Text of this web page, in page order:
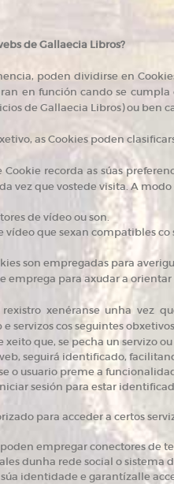
deGallaecia Libros?
poden dividirse en
en función cando se
de Gallaecia Libros) ou ben
as Cookies poden
recorda as súas
vez que vostede visita. A
de vídeo ou son.
que sexan compatibles co
son empregadas para
emprega para axudar a
xenéranse unha vez
servizos cos seguintes
que, se pecha un servizo
seguirá identificado,
o usuario preme a
sesión para estar
para acceder a certos
empregar conectores de
dunha rede social o
identidade e garantízalle